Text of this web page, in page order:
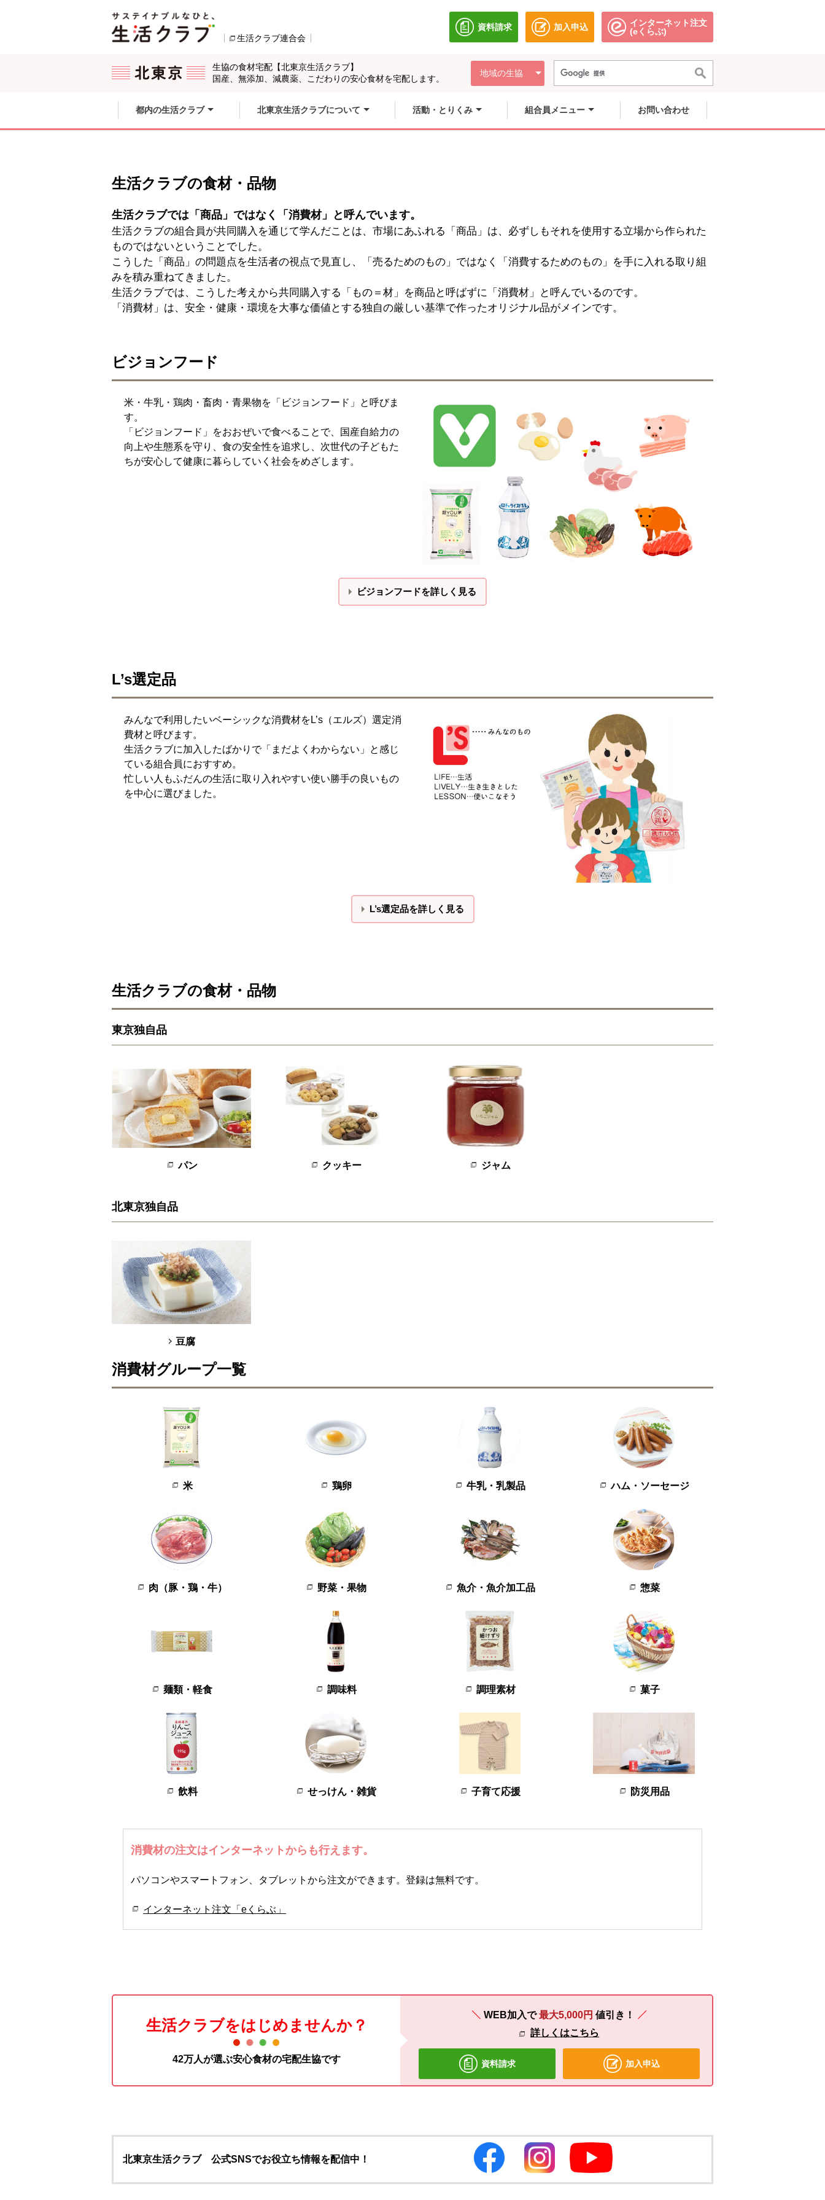
生活クラブ連合会
資料請求
別のウィンドウで開きます。
加入申込
別のウィンドウで開きます。
インターネット注文
(eくらぶ)別のウィンドウで開きます。
生協の食材宅配【北東京生活クラブ】
国産、無添加、減農薬、こだわりの安心食材を宅配します。
地域の生協
都内の生活クラブ 北東京生活クラブについて 活動・とりくみ 組合員メニュー お問い合わせ
生活クラブの食材・品物
生活クラブでは「商品」ではなく「消費材」と呼んでいます。
生活クラブの組合員が共同購入を通じて学んだことは、市場にあふれる「商品」は、必ずしもそれを使用する立場から作られた
ものではないということでした。
こうした「商品」の問題点を生活者の視点で見直し、「売るためのもの」ではなく「消費するためのもの」を手に入れる取り組
みを積み重ねてきました。
生活クラブでは、こうした考えから共同購入する「もの＝材」を商品と呼ばずに「消費材」と呼んでいるのです。
「消費材」は、安全・健康・環境を大事な価値とする独自の厳しい基準で作ったオリジナル品がメインです。
ビジョンフード
米・牛乳・鶏肉・畜肉・青果物を「ビジョンフード」と呼びま
す。
「ビジョンフード」をおおぜいで食べることで、国産自給力の
向上や生態系を守り、食の安全性を追求し、次世代の子どもた
ちが安心して健康に暮らしていく社会をめざします。
ビジョンフードを詳しく見る
L’s選定品
みんなで利用したいベーシックな消費材をL’s（エルズ）選定消
費材と呼びます。
生活クラブに加入したばかりで「まだよくわからない」と感じ
ている組合員におすすめ。
忙しい人もふだんの生活に取り入れやすい使い勝手の良いもの
を中心に選びました。
L’s選定品を詳しく見る
生活クラブの食材・品物
東京独自品
パン クッキー ジャム
北東京独自品
豆腐
消費材グループ一覧
米 鶏卵 牛乳・乳製品 ハム・ソーセージ
肉（豚・鶏・牛） 野菜・果物 魚介・魚介加工品 惣菜
麺類・軽食 調味料 調理素材 菓子
飲料 せっけん・雑貨 子育て応援 防災用品
消費材の注文はインターネットからも行えます。
パソコンやスマートフォン、タブレットから注文ができます。登録は無料です。
インターネット注文「eくらぶ」
生活クラブをはじめませんか？
42万人が選ぶ安心食材の宅配生協です
WEB加入で最大5,000円値引き！
詳しくはこちら
資料請求 加入申込
北東京生活クラブ 公式SNSでお役立ち情報を配信中！